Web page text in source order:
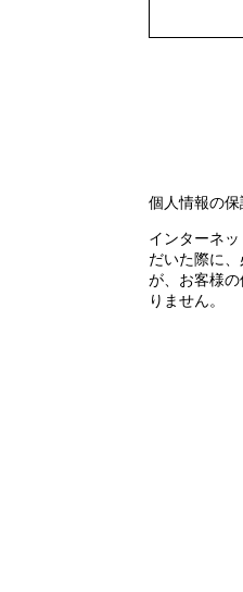
個人情報の
インターネ
だいた際に
が、お客様
りません。